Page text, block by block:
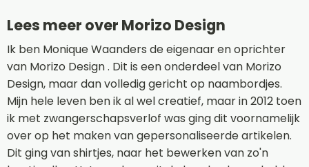
Lees meer over Morizo Design
Ik ben Monique Waanders de eigenaar en oprichter
van Morizo Design . Dit is een onderdeel van Morizo
Design, maar dan volledig gericht op naambordjes.
Mijn hele leven ben ik al wel creatief, maar in 2012 toen
ik met zwangerschapsverlof was ging dit voornamelijk
over op het maken van gepersonaliseerde artikelen.
Dit ging van shirtjes, naar het bewerken van zo'n